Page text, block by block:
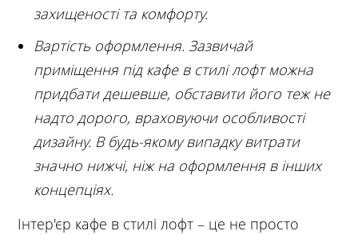
захищеності та комфорту.
Вартість оформлення. Зазвичай
приміщення під кафе в стилі лофт можна
придбати дешевше, обставити його теж не
надто дорого, враховуючи особливості
дизайну. В будь-якому випадку витрати
значно нижчі, ніж на оформлення в інших
концепціях.
Інтер'єр кафе в стилі лофт – це не просто